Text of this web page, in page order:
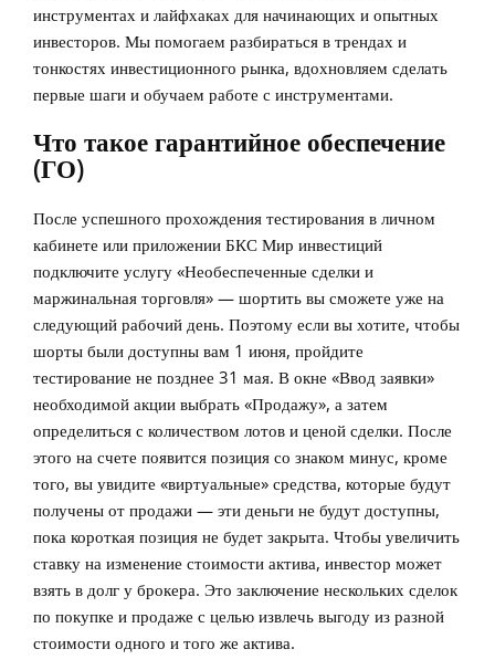
инструментах и лайфхаках для начинающих и опытных
инвесторов. Мы помогаем разбираться в трендах и
тонкостях инвестиционного рынка, вдохновляем сделать
первые шаги и обучаем работе с инструментами.
Что такое гарантийное обеспечение
(ГО)
После успешного прохождения тестирования в личном
кабинете или приложении БКС Мир инвестиций
подключите услугу «Необеспеченные сделки и
маржинальная торговля» — шортить вы сможете уже на
следующий рабочий день. Поэтому если вы хотите, чтобы
шорты были доступны вам 1 июня, пройдите
тестирование не позднее 31 мая. В окне «Ввод заявки»
необходимой акции выбрать «Продажу», а затем
определиться с количеством лотов и ценой сделки. После
этого на счете появится позиция со знаком минус, кроме
того, вы увидите «виртуальные» средства, которые будут
получены от продажи — эти деньги не будут доступны,
пока короткая позиция не будет закрыта. Чтобы увеличить
ставку на изменение стоимости актива, инвестор может
взять в долг у брокера. Это заключение нескольких сделок
по покупке и продаже с целью извлечь выгоду из разной
стоимости одного и того же актива.